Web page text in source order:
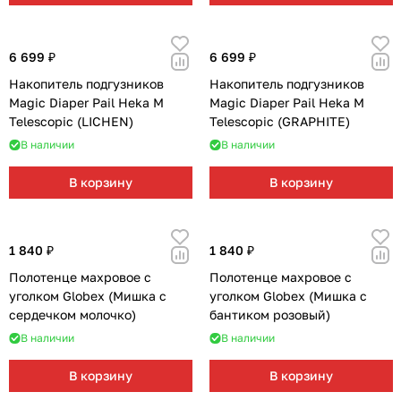
6 699 ₽
Накопитель подгузников
Magic Diaper Pail Heka M
Telescopic (LICHEN)
В наличии
В корзину
6 699 ₽
Накопитель подгузников
Magic Diaper Pail Heka M
Telescopic (GRAPHITE)
В наличии
В корзину
1 840 ₽
Полотенце махровое с
уголком Globex (Мишка с
сердечком молочко)
В наличии
В корзину
1 840 ₽
Полотенце махровое с
уголком Globex (Мишка с
бантиком розовый)
В наличии
В корзину